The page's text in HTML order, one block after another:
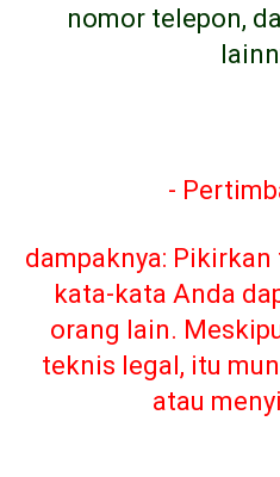
nomor telepon,
-
dampaknya:
kata-kata Anda
orang lain.
teknis legal, itu
atau